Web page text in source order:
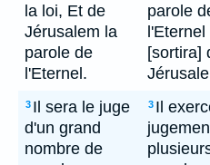
la loi, Et de
Jérusalem la
parole de
l'Eternel.
parole
l'Eternel
[sortira]
3 Il sera le juge
d'un grand
nombre de
3 Il